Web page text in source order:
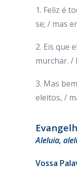
1. Feliz é
se; / mas
2. Eis que
murchar. /
3. Mas
eleitos, /
Aleluia,
Vossa